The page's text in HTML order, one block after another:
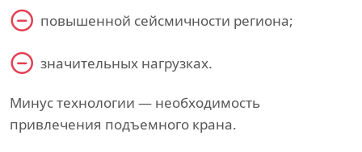
повышенной сейсмичности региона;
значительных нагрузках.
Минус технологии — необходимость
привлечения подъемного крана.